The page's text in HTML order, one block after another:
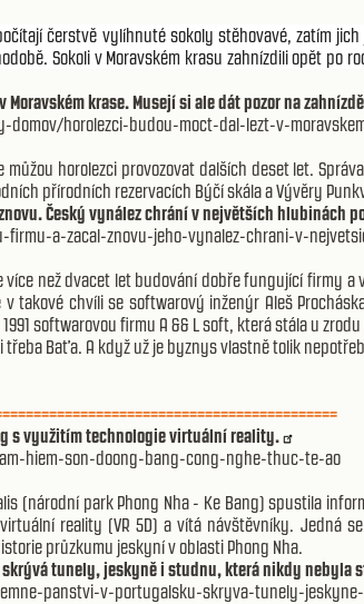
čerstvě vylíhnuté sokoly stěhovavé, zatím
Sokoli v Moravském krasu zahnízdili opět po
Moravském krase. Musejí si ale dát pozor na
horolezci-budou-moct-dal-lezt-v-
můžou horolezci provozovat dalších deset let.
přírodních rezervacích Býčí skála a Vývěry
Český vynález chrání v největších hlubinách
a-zacal-znovu-jeho-vynalez-chrani-v-
více než dvacet let budování dobře fungující firmy
takové chvíli se softwarový inženýr Aleš
softwarovou firmu A && L soft, která stála u
Baťa. A když už je byznys vlastně tolik
s využitím technologie virtuální reality.
hiem-son-doong-bang-cong-nghe-thuc-te-ao
(národní park Phong Nha - Ke Bang) spustila
reality (VR 5D) a vítá návštěvníky. Jedná
průzkumu jeskyní v oblasti Phong Nha.
tunely, jeskyně i studnu, která nikdy nebyla
panstvi-v-portugalsku-skryva-tunely-